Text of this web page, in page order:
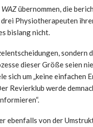
WAZübernommen, die
Physiotherapeuten
bislang nicht.
sondern
dieser Größe seien
sich um „keine einfachen
Revierklub werde
ebenfalls von der